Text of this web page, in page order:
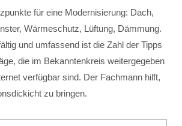
für eine Modernisierung: Dach,
Wärmeschutz, Lüftung, Dämmung.
und umfassend ist die Zahl der Tipps
die im Bekanntenkreis weitergegeben
verfügbar sind. Der Fachmann hilft,
zu bringen.